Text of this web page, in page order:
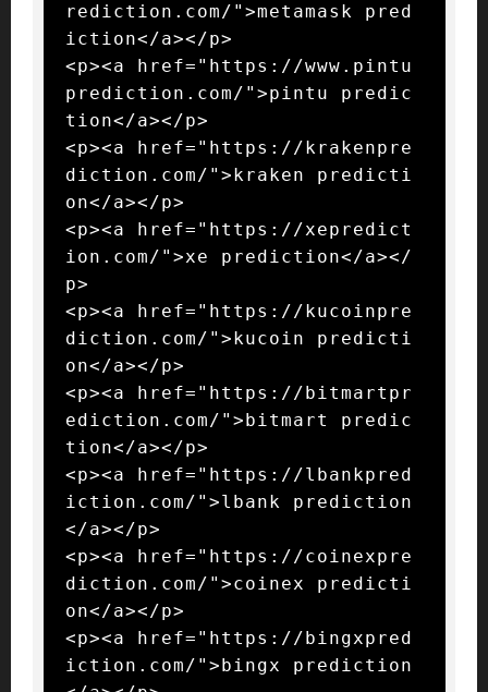
rediction.com/">metamask pred
iction</a></p>
<p><a href="https://www.pintu
prediction.com/">pintu predic
tion</a></p>
<p><a href="https://krakenpre
diction.com/">kraken predicti
on</a></p>
<p><a href="https://xepredict
ion.com/">xe prediction</a></
p>
<p><a href="https://kucoinpre
diction.com/">kucoin predicti
on</a></p>
<p><a href="https://bitmartpr
ediction.com/">bitmart predic
tion</a></p>
<p><a href="https://lbankpred
iction.com/">lbank prediction
</a></p>
<p><a href="https://coinexpre
diction.com/">coinex predicti
on</a></p>
<p><a href="https://bingxpred
iction.com/">bingx prediction